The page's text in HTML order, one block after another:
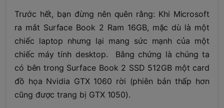
Trước hết, bạn đừng nên quên rằng: Khi Microsoft
ra mắt Surface Book 2 Ram 16GB, mặc dù là một
chiếc laptop nhưng lại mang sức mạnh của một
chiếc máy tính desktop. Bằng chứng là chúng ta
có bên trong Surface Book 2 SSD 512GB một card
đồ họa Nvidia GTX 1060 rời (phiên bản thấp hơn
cũng được trang bị GTX 1050).